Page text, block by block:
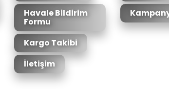
Havale Bildirim
Formu
Kargo Takibi
İletişim